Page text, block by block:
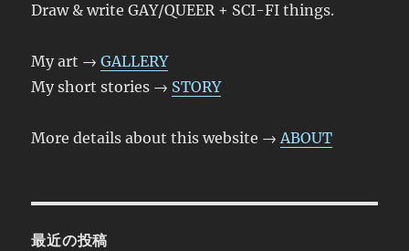
Draw & write GAY/QUEER + SCI-FI things.
My art →GALLERY
My short stories → STORY
More details about this website →ABOUT
最近の投稿